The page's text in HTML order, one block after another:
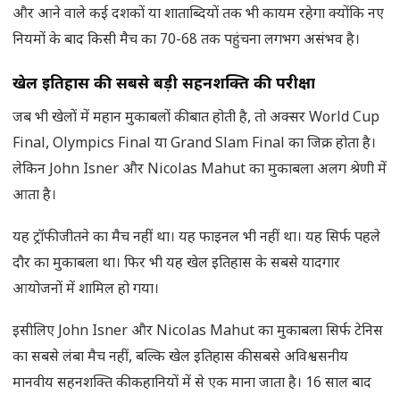
और आने वाले कई दशकों या शाताब्दियों तक भी कायम रहेगा क्योंकि नए
नियमों के बाद किसी मैच का 70-68 तक पहुंचना लगभग असंभव है।
खेल इतिहास की सबसे बड़ी सहनशक्ति की परीक्षा
जब भी खेलों में महान मुकाबलों की बात होती है, तो अक्सर World Cup
Final, Olympics Final या Grand Slam Final का जिक्र होता है।
लेकिन John Isner और Nicolas Mahut का मुकाबला अलग श्रेणी में
आता है।
यह ट्रॉफी जीतने का मैच नहीं था। यह फाइनल भी नहीं था। यह सिर्फ पहले
दौर का मुकाबला था। फिर भी यह खेल इतिहास के सबसे यादगार
आयोजनों में शामिल हो गया।
इसीलिए John Isner और Nicolas Mahut का मुकाबला सिर्फ टेनिस
का सबसे लंबा मैच नहीं, बल्कि खेल इतिहास की सबसे अविश्वसनीय
मानवीय सहनशक्ति की कहानियों में से एक माना जाता है। 16 साल बाद